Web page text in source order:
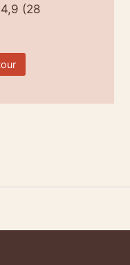
4,9 (28